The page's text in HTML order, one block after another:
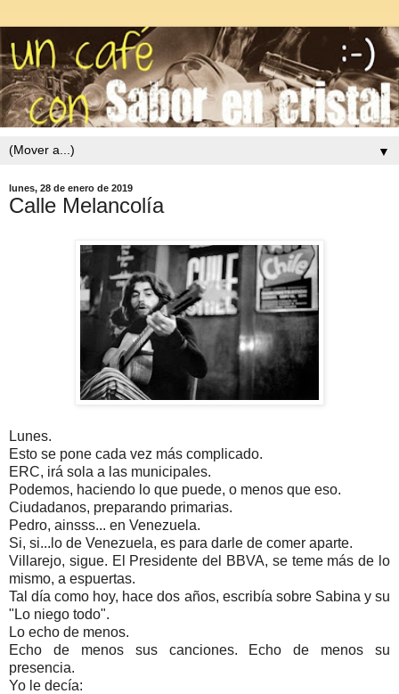
▼
lunes, 28 de enero de 2019
Calle Melancolía
Lunes.
Esto se pone cada vez más complicado.
ERC, irá sola a las municipales.
Podemos, haciendo lo que puede, o menos que eso.
Ciudadanos, preparando primarias.
Pedro, ainsss... en Venezuela.
Si, si...lo de Venezuela, es para darle de comer aparte.
Villarejo, sigue. El Presidente del BBVA, se teme más de lo
mismo, a espuertas.
Tal día como hoy, hace dos años, escribía sobre Sabina y su
"Lo niego todo".
Lo echo de menos.
Echo de menos sus canciones. Echo de menos su
presencia.
Yo le decía: